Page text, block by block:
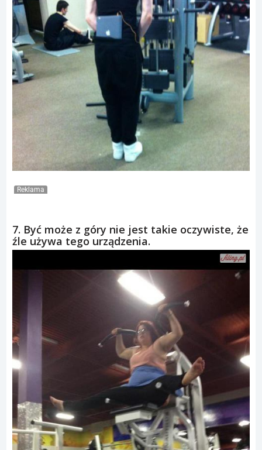
Reklama
7. Być może z góry nie jest takie oczywiste, że
źle używa tego urządzenia.